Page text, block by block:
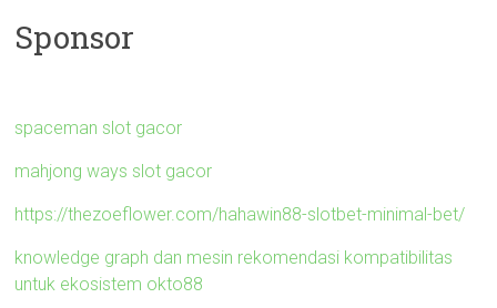
Sponsor
spaceman slot gacor
mahjong ways slot gacor
https://thezoeflower.com/hahawin88-slotbet-minimal-bet/
knowledge graph dan mesin rekomendasi kompatibilitas
untuk ekosistem okto88